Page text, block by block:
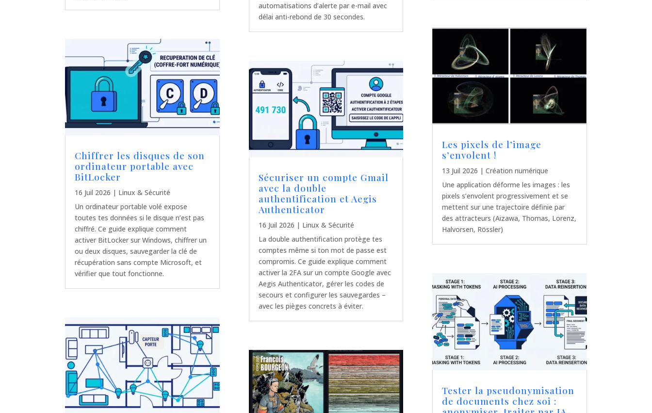
Chiffrer les disques de son
ordinateur portable avec
BitLocker
16 Juil 2026 | Linux & Sécurité
Un ordinateur portable volé expose
toutes tes données si le disque n’est pas
chiffré. Ce guide explique comment
activer BitLocker sur Windows, chiffrer un
ou deux disques, sauvegarder la clé de
récupération sans compte Microsoft, et
vérifier que tout fonctionne.
automatisations d’alerte par e-mail avec
délai anti-rebond de 30 secondes.
Sécuriser un compte Gmail
avec la double
authentification et Aegis
Authenticator
16 Juil 2026 | Linux & Sécurité
La double authentification protège tes
comptes même si ton mot de passe est
compromis. Ce guide explique comment
activer la 2FA sur un compte Google avec
Aegis Authenticator, gérer les codes de
secours et configurer les sauvegardes –
avec les pièges concrets à éviter.
Les pixels de l’image
s’envolent !
13 Juil 2026 | Création numérique
Une application déforme les images : les
pixels s’envolent progressivement et se
mettent sur une trajectoire définie par
des attracteurs (Aizawa, Thomas, Lorenz,
Halvorsen, Rössler)
Tester la pseudonymisation
de documents chez soi :